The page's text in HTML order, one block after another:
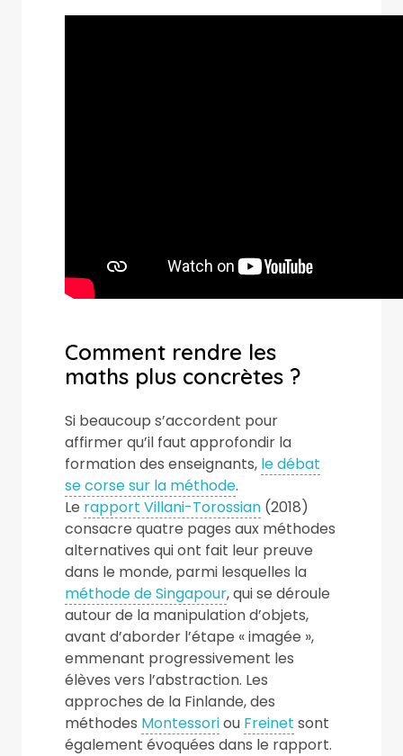
Comment rendre les
maths plus concrètes ?
Si beaucoup s’accordent pour
affirmer qu’il faut approfondir la
formation des enseignants, le débat
se corse sur la méthode.
Le rapport Villani-Torossian (2018)
consacre quatre pages aux méthodes
alternatives qui ont fait leur preuve
dans le monde, parmi lesquelles la
méthode de Singapour, qui se déroule
autour de la manipulation d’objets,
avant d’aborder l’étape « imagée »,
emmenant progressivement les
élèves vers l’abstraction. Les
approches de la Finlande, des
méthodes Montessoriou Freinet sont
également évoquées dans le rapport.